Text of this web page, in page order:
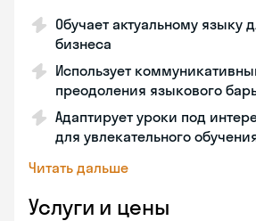
Обучает актуальному языку
бизнеса
Использует
преодоления языкового
Адаптирует уроки под
для увлекательного
Читать дальше
Услуги и цены